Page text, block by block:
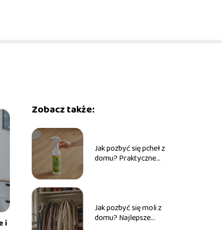
i
Zobacz także:
Jak pozbyć się pcheł z
domu? Praktyczne
Jak pozbyć się moli z
domu? Najlepsze